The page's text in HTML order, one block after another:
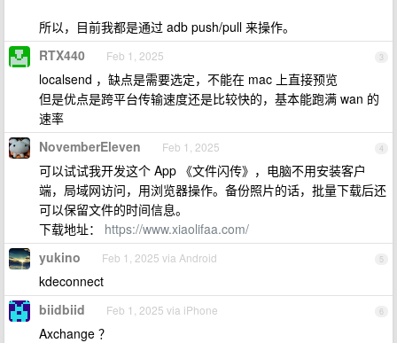
所以，目前我都是通过 adb push/pull 来操作。
3
RTX440 Feb 1, 2025
localsend ，缺点是需要选定，不能在 mac 上直接预览
但是优点是跨平台传输速度还是比较快的，基本能跑满 wan 的
速率
4
NovemberEleven Feb 1, 2025
可以试试我开发这个 App 《文件闪传》，电脑不用安装客户
端，局域网访问，用浏览器操作。备份照片的话，批量下载后还
可以保留文件的时间信息。
下载地址： https://www.xiaolifaa.com/
5
yukino Feb 1, 2025 via Android
kdeconnect
6
biidbiid Feb 1, 2025 via iPhone
Axchange ？